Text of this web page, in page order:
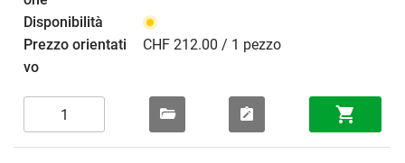
CHF 212.00 / 1 pezzo